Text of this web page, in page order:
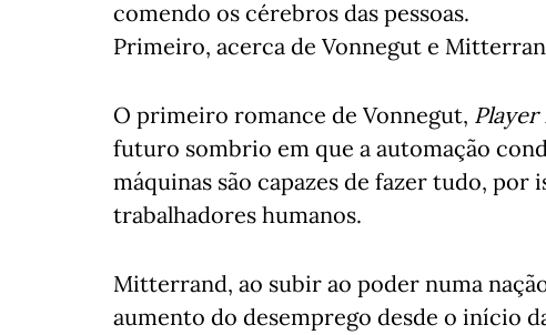
comendo os cérebros das pessoas.
Primeiro, acerca de Vonnegut e
O primeiro romance de Vonnegut, Player
futuro sombrio em que a automação
máquinas são capazes de fazer tudo, por
trabalhadores humanos.
Mitterrand, ao subir ao poder numa
aumento do desemprego desde o início